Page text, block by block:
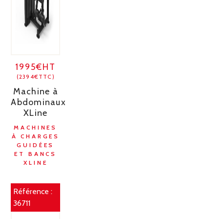
1995€HT
(2394€TTC)
Machine à
Abdominaux
XLine
MACHINES
À CHARGES
GUIDÉES
ET BANCS
XLINE
Référence :
36711